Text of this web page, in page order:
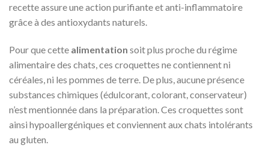
recette assure une action purifiante et anti-inflammatoire
grâce à des antioxydants naturels.
Pour que cette alimentation soit plus proche du régime
alimentaire des chats, ces croquettes ne contiennent ni
céréales, ni les pommes de terre. De plus, aucune présence
substances chimiques (édulcorant, colorant, conservateur)
n’est mentionnée dans la préparation. Ces croquettes sont
ainsi hypoallergéniques et conviennent aux chats intolérants
au gluten.